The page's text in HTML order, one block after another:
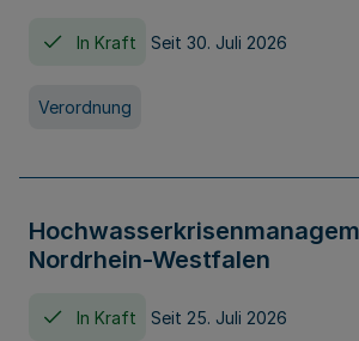
In Kraft Seit 30. Juli 2026
Verordnung
Nordrhein-Westfalen
In Kraft Seit 25. Juli 2026